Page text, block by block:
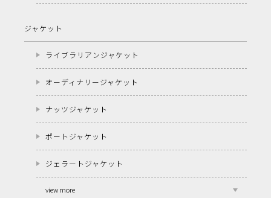
ジャケット
ライブラリアンジャケット
オーディナリージャケット
ナッツジャケット
ポートジャケット
ジェラートジャケット
view more